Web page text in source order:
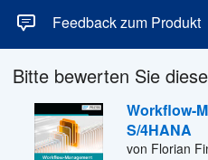
Feedback zum Produkt
Bitte bewerten Sie
Workflow-
S/4HANA
von Florian